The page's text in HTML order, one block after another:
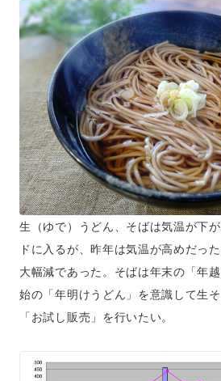
生（ゆで）うどん、そばは気温が下
ドに入るが、昨年は気温が高めだっ
大幅減であった。そばは年末の「年
始の「年明けうどん」を意識して生
「お試し販売」を行いたい。